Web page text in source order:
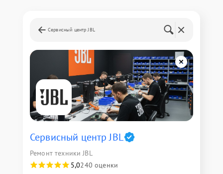
Сервисный центр JBL
Сервисный центр JBL
Ремонт техники JBL
5,0240 оценки